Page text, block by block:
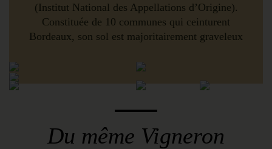
(Institut National des Appellations d’Origine).
Constituée de 10 communes qui ceinturent
Bordeaux, son sol est majoritairement graveleux
Sauvignon, le Cabernet Franc puis le Merlot et
proche de celle rencontrée en Médoc. En
plus chaud que partout ailleurs à Bordeaux ; les
Du même Vigneron